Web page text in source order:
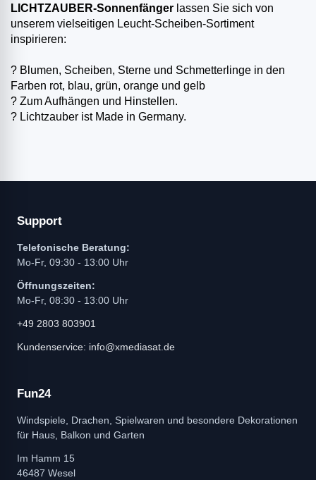
LICHTZAUBER-Sonnenfänger lassen Sie sich von
unserem vielseitigen Leucht-Scheiben-Sortiment
inspirieren:
? Blumen, Scheiben, Sterne und Schmetterlinge in den
Farben rot, blau, grün, orange und gelb
? Zum Aufhängen und Hinstellen.
? Lichtzauber ist Made in Germany.
Support
Telefonische Beratung:
Mo-Fr, 09:30 - 13:00 Uhr
Öffnungszeiten:
Mo-Fr, 08:30 - 13:00 Uhr
+49 2803 803901
Kundenservice: info@xmediasat.de
Fun24
Windspiele, Drachen, Spielwaren und besondere Dekorationen
für Haus, Balkon und Garten
Im Hamm 15
46487 Wesel